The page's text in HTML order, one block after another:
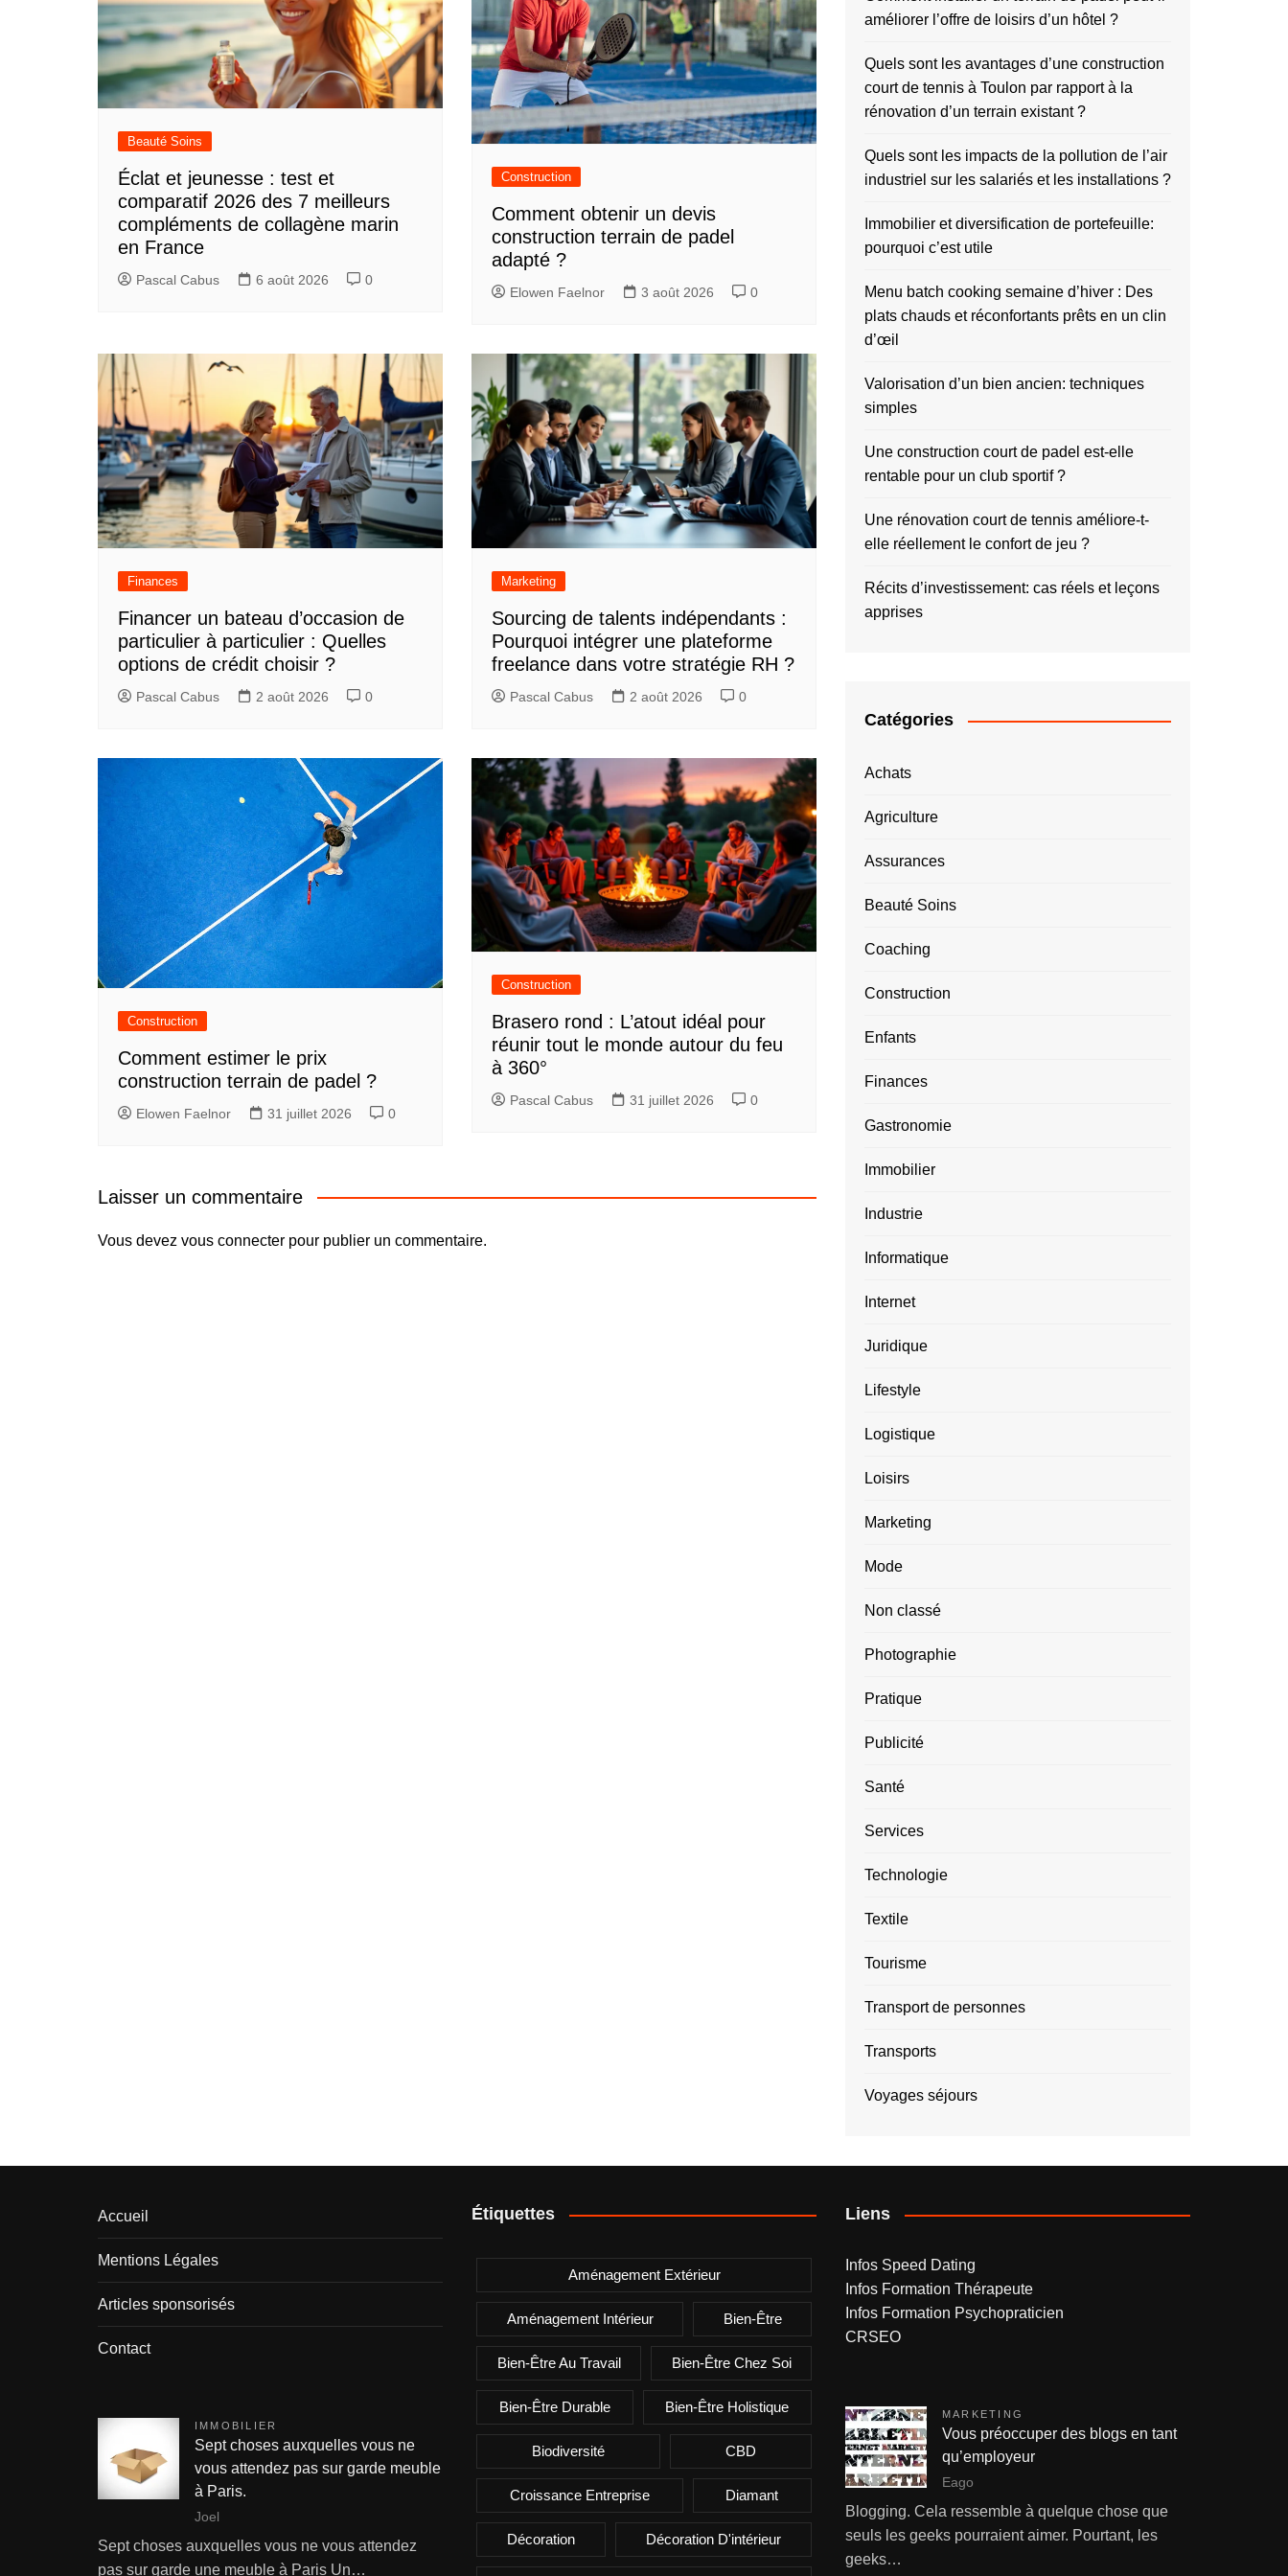
Beauté Soins
Éclat et jeunesse : test et
comparatif 2026 des 7 meilleurs
compléments de collagène marin
en France
Pascal Cabus 6 août 2026 0
Construction
Comment obtenir un devis
construction terrain de padel
adapté ?
Elowen Faelnor 3 août 2026 0
Finances
Financer un bateau d’occasion de
particulier à particulier : Quelles
options de crédit choisir ?
Pascal Cabus 2 août 2026 0
Marketing
Sourcing de talents indépendants :
Pourquoi intégrer une plateforme
freelance dans votre stratégie RH ?
Pascal Cabus 2 août 2026 0
Construction
Comment estimer le prix
construction terrain de padel ?
Elowen Faelnor 31 juillet 2026 0
Construction
Brasero rond : L’atout idéal pour
réunir tout le monde autour du feu
à 360°
Pascal Cabus 31 juillet 2026 0
Laisser un commentaire
Vous devez vous connecter pour publier un commentaire.
améliorer l’offre de loisirs d’un hôtel ?
Quels sont les avantages d’une construction
court de tennis à Toulon par rapport à la
rénovation d’un terrain existant ?
Quels sont les impacts de la pollution de l’air
industriel sur les salariés et les installations ?
Immobilier et diversification de portefeuille:
pourquoi c’est utile
Menu batch cooking semaine d’hiver : Des
plats chauds et réconfortants prêts en un clin
d’œil
Valorisation d’un bien ancien: techniques
simples
Une construction court de padel est-elle
rentable pour un club sportif ?
Une rénovation court de tennis améliore-t-
elle réellement le confort de jeu ?
Récits d’investissement: cas réels et leçons
apprises
Catégories
Achats
Agriculture
Assurances
Beauté Soins
Coaching
Construction
Enfants
Finances
Gastronomie
Immobilier
Industrie
Informatique
Internet
Juridique
Lifestyle
Logistique
Loisirs
Marketing
Mode
Non classé
Photographie
Pratique
Publicité
Santé
Services
Technologie
Textile
Tourisme
Transport de personnes
Transports
Voyages séjours
Accueil
Mentions Légales
Articles sponsorisés
Contact
IMMOBILIER
Sept choses auxquelles vous ne
vous attendez pas sur garde meuble
à Paris.
Joel
Sept choses auxquelles vous ne vous attendez
pas sur garde une meuble à Paris Un…
Étiquettes
Aménagement Extérieur
Aménagement Intérieur Bien-Être
Bien-Être Au Travail Bien-Être Chez Soi
Bien-Être Durable Bien-Être Holistique
Biodiversité CBD
Croissance Entreprise Diamant
Décoration Décoration D'intérieur
Liens
Infos Speed Dating
Infos Formation Thérapeute
Infos Formation Psychopraticien
CRSEO
MARKETING
Vous préoccuper des blogs en tant
qu’employeur
Eago
Blogging. Cela ressemble à quelque chose que
seuls les geeks pourraient aimer. Pourtant, les
geeks…